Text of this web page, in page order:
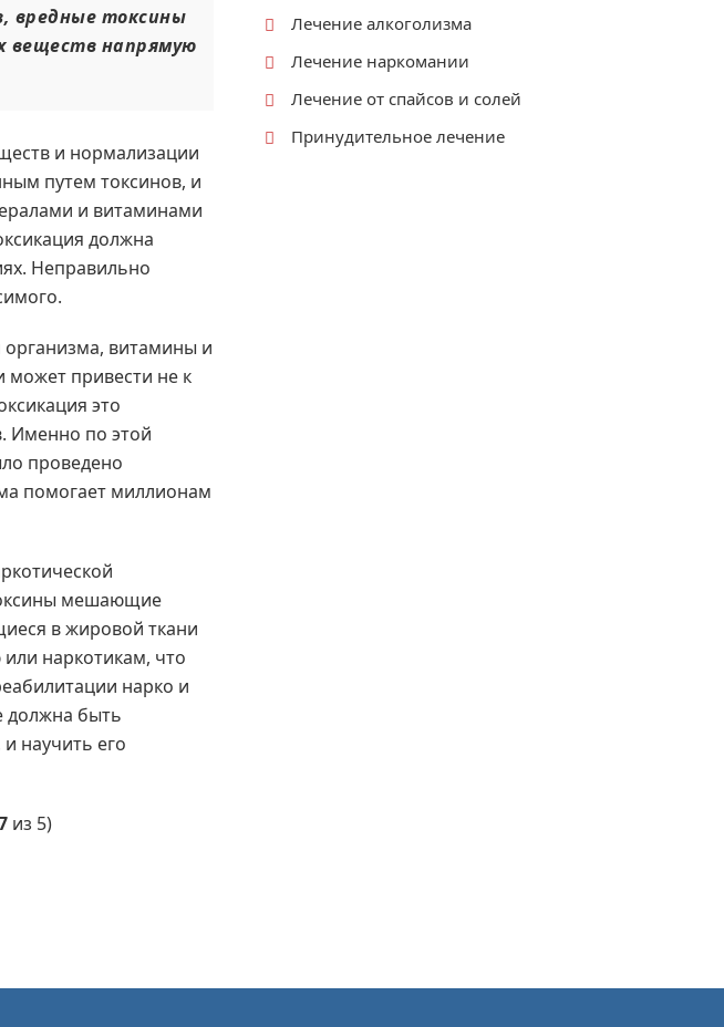
вредные токсины
веществ напрямую
и нормализации
путем токсинов, и
и витаминами
должна
Неправильно
организма, витамины и
может привести не к
это
Именно по этой
проведено
помогает миллионам
мешающие
в жировой ткани
наркотикам, что
нарко и
должна быть
научить его
из 5)
Лечение алкоголизма
Лечение наркомании
Лечение от спайсов и солей
Принудительное лечение